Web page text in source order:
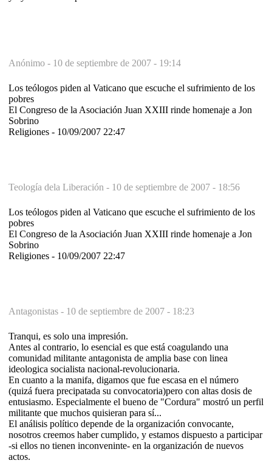
Anónimo - 10 de septiembre de 2007 - 19:14
Los teólogos piden al Vaticano que escuche el sufrimiento de los
pobres
El Congreso de la Asociación Juan XXIII rinde homenaje a Jon
Sobrino
Religiones - 10/09/2007 22:47
Teología dela Liberación - 10 de septiembre de 2007 - 18:56
Los teólogos piden al Vaticano que escuche el sufrimiento de los
pobres
El Congreso de la Asociación Juan XXIII rinde homenaje a Jon
Sobrino
Religiones - 10/09/2007 22:47
Antagonistas - 10 de septiembre de 2007 - 18:23
Tranqui, es solo una impresión.
Antes al contrario, lo esencial es que está coagulando una
comunidad militante antagonista de amplia base con linea
ideologica socialista nacional-revolucionaria.
En cuanto a la manifa, digamos que fue escasa en el número
(quizá fuera precipatada su convocatoria)pero con altas dosis de
entusiasmo. Especialmente el bueno de "Cordura" mostró un perfil
militante que muchos quisieran para sí...
El análisis político depende de la organización convocante,
nosotros creemos haber cumplido, y estamos dispuesto a participar
-si ellos no tienen inconveninte- en la organización de nuevos
actos.